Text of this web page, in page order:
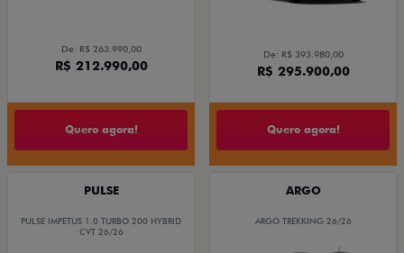
De: R$ 263.990,00
R$ 212.990,00
Quero agora!
De: R$ 393.980,00
R$ 295.900,00
Quero agora!
PULSE
PULSE IMPETUS 1.0 TURBO 200 HYBRID
CVT 26/26
ARGO
ARGO TREKKING 26/26